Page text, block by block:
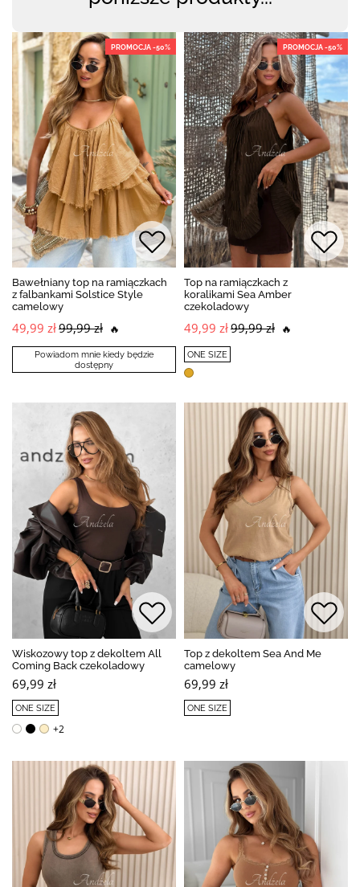
PROMOCJA -50%
Bawełniany top na ramiączkach
z falbankami Solstice Style
camelowy
49,99 zł99,99 zł 🔥
Powiadom mnie kiedy będzie
dostępny
PROMOCJA -50%
Top na ramiączkach z
koralikami Sea Amber
czekoladowy
49,99 zł99,99 zł 🔥
ONE SIZE
Wiskozowy top z dekoltem All
Coming Back czekoladowy
69,99 zł
ONE SIZE
+2
Top z dekoltem Sea And Me
camelowy
69,99 zł
ONE SIZE